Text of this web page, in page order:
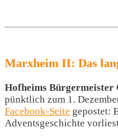
Marxheim II: Das
Hofheims Bürgermeister
pünktlich zum 1.
Facebook-Seite gepostet:
Adventsgeschichte